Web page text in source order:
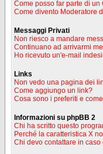
Come posso far parte di un
Come divento Moderatore
Messaggi Privati
Non riesco a mandare
Continuano ad arrivarmi
Ho ricevuto un'e-mail
Links
Non vedo una pagina dei
Come aggiungo un link?
Cosa sono i preferiti e
Informazioni su phpBB 2
Chi ha scritto questo
Perché la caratteristica X
Chi devo contattare in